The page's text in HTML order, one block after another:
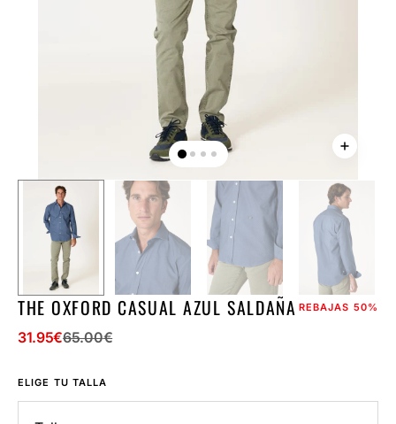
vista
de
galería
THE OXFORD CASUAL AZUL SALDAÑA REBAJAS 50%
Precio
venta
31.95€
Precio
65.00€
ELIGE TU TALLA